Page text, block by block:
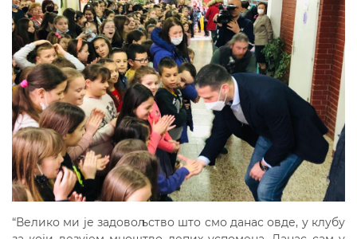
“Велико ми је задовољство што смо данас овде, у клубу